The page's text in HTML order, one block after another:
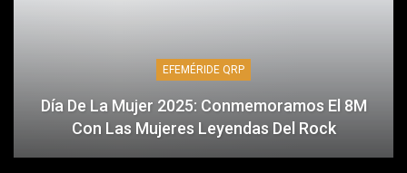
EFEMÉRIDE QRP
Día De La Mujer 2025: Conmemoramos El 8M
Con Las Mujeres Leyendas Del Rock